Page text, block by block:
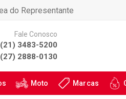
do Representante
Fale Conosco
3483-5200
(27) 2888-0130
Moto Marcas